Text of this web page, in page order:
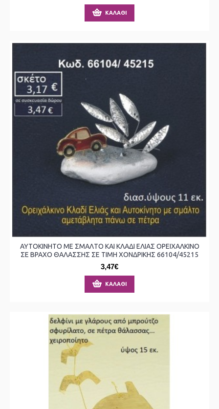
ΚΑΛΆΘΙ
ΑΥΤΟΚΙΝΗΤΟ ΜΕ ΣΜΑΛΤΟ ΚΑΙ ΚΛΑΔΙ ΕΛΙΑΣ ΟΡΕΙΧΑΛΚΙΝΟ
ΣΕ ΒΡΑΧΟ ΘΑΛΑΣΣΗΣ ΣΕ ΤΙΜΗ ΧΟΝΔΡΙΚΗΣ 66104/45215
3,47€
ΚΑΛΆΘΙ